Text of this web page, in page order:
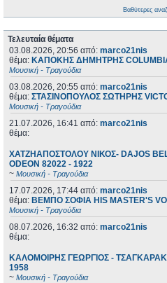
Βαθύτερες
Τελευταία θέματα
03.08.2026, 20:56 από: marco21nis
θέμα: ΚΑΠΟΚΗΣ ΔΗΜΗΤΡΗΣ
Μουσική - Τραγούδια
03.08.2026, 20:55 από: marco21nis
θέμα: ΣΤΑΣΙΝΟΠΟΥΛΟΣ ΣΩΤΗΡΗΣ
Μουσική - Τραγούδια
21.07.2026, 16:41 από: marco21nis
θέμα:
ΧΑΤΖΗΑΠΟΣΤΟΛΟΥ ΝΙΚΟΣ- DAJOS
ODEON 82022 - 1922
~ Μουσική - Τραγούδια
17.07.2026, 17:44 από: marco21nis
θέμα: ΒΕΜΠΟ ΣΟΦΙΑ HIS MASTER'S
Μουσική - Τραγούδια
08.07.2026, 16:32 από: marco21nis
θέμα:
ΚΑΛΟΜΟΙΡΗΣ ΓΕΩΡΓΙΟΣ -
1958
~ Μουσική - Τραγούδια